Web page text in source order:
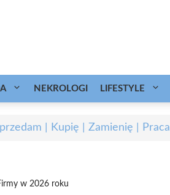
NEKROLOGI LIFESTYLE
| Kupię | Zamienię | Praca
w 2026 roku